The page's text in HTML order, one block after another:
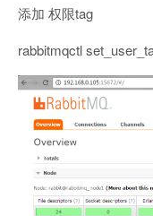
添加 权限tag
rabbitmqctl